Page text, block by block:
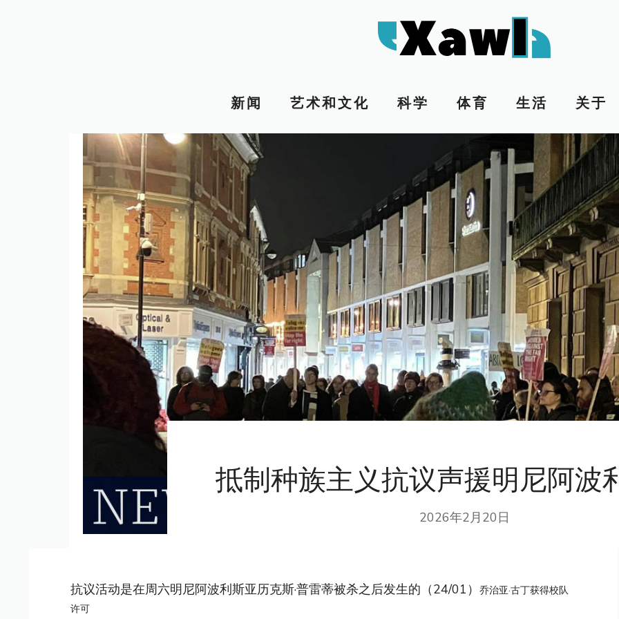
新闻 艺术和文化 科学 体育 生活 关于
抵制种族主义抗议声援明尼阿波
2026年2月20日
抗议活动是在周六明尼阿波利斯亚历克斯·普雷蒂被杀之后发生的（24/01） 乔治亚·古丁获得校队
许可